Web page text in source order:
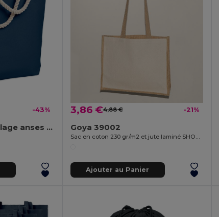
-43%
MENORCA Sac de plage anses en corde
3,86 €4,88 € -21%
Goya 39002
Sac en coton 230 gr/m2 et jute laminé SHOPPER
Ajouter au Panier